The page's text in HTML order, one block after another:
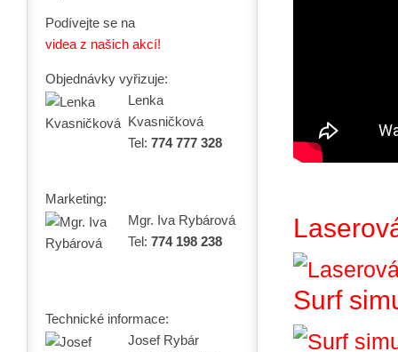
Surf
Podívejte se na
videa z našich akcí!
Objednávky vyřizuje:
Lenka
Kvasničková
Tel: 774 777 328
Marketing:
Mgr. Iva Rybárová
Tel: 774 198 238
Technické informace:
Josef Rybár